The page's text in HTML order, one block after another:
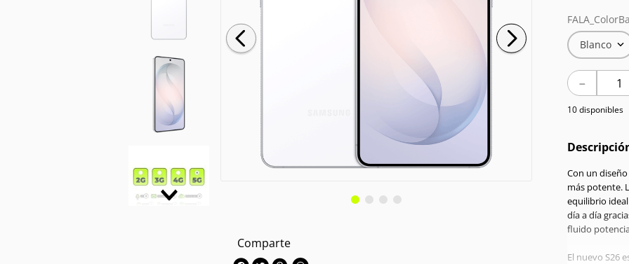
Comparte
Blanco
－
10 disponibles
Con un
más potente.
equilibrio
día a día
fluido
El nuevo S26